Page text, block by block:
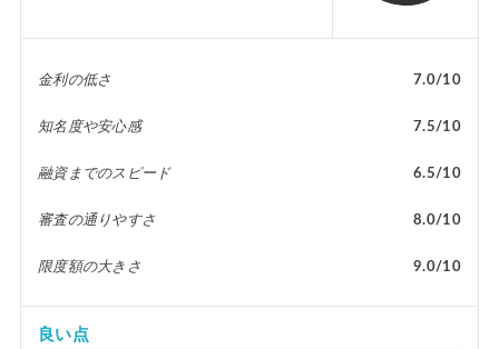
金利の低さ 7.0/10
知名度や安心感 7.5/10
融資までのスピード 6.5/10
審査の通りやすさ 8.0/10
限度額の大きさ 9.0/10
良い点